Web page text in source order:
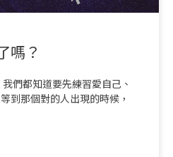
嗎？
我們都知道要先練習愛自己、
到那個對的人出現的時候，